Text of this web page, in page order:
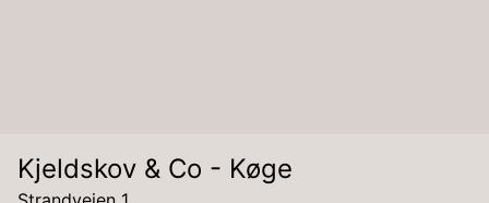
Kjeldskov & Co - Køge